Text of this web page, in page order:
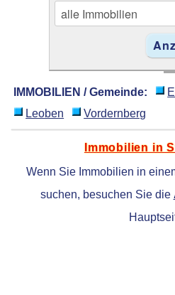
IMMOBILIEN / Gemeinde:
Leoben
Vordernberg
Immobilien in
Wenn Sie Immobilien in
suchen, besuchen Sie die